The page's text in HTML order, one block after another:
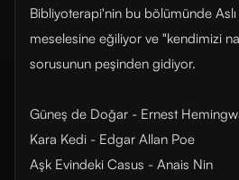
Bibliyoterapi'nin bu bölümünde Aslı
meselesine eğiliyor ve "kendimizi
sorusunun peşinden gidiyor.
Güneş de Doğar - Ernest
Kara Kedi - Edgar Allan Poe
Aşk Evindeki Casus - Anais Nin